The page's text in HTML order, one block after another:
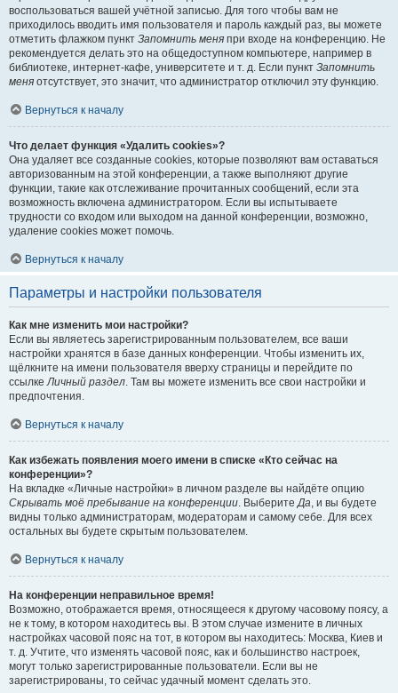
воспользоваться вашей учётной записью. Для того чтобы вам не
приходилось вводить имя пользователя и пароль каждый раз, вы можете
отметить флажком пункт Запомнить меня при входе на конференцию. Не
рекомендуется делать это на общедоступном компьютере, например в
библиотеке, интернет-кафе, университете и т. д. Если пункт Запомнить
меня отсутствует, это значит, что администратор отключил эту функцию.
Вернуться к началу
Что делает функция «Удалить cookies»?
Она удаляет все созданные cookies, которые позволяют вам оставаться
авторизованным на этой конференции, а также выполняют другие
функции, такие как отслеживание прочитанных сообщений, если эта
возможность включена администратором. Если вы испытываете
трудности со входом или выходом на данной конференции, возможно,
удаление cookies может помочь.
Вернуться к началу
Параметры и настройки пользователя
Как мне изменить мои настройки?
Если вы являетесь зарегистрированным пользователем, все ваши
настройки хранятся в базе данных конференции. Чтобы изменить их,
щёлкните на имени пользователя вверху страницы и перейдите по
ссылкеЛичный раздел. Там вы можете изменить все свои настройки и
предпочтения.
Вернуться к началу
Как избежать появления моего имени в списке «Кто сейчас на
конференции»?
На вкладке «Личные настройки» в личном разделе вы найдёте опцию
Скрывать моё пребывание на конференции. ВыберитеДа, и вы будете
видны только администраторам, модераторам и самому себе. Для всех
остальных вы будете скрытым пользователем.
Вернуться к началу
На конференции неправильное время!
Возможно, отображается время, относящееся к другому часовому поясу, а
не к тому, в котором находитесь вы. В этом случае измените в личных
настройках часовой пояс на тот, в котором вы находитесь: Москва, Киев и
т. д. Учтите, что изменять часовой пояс, как и большинство настроек,
могут только зарегистрированные пользователи. Если вы не
зарегистрированы, то сейчас удачный момент сделать это.